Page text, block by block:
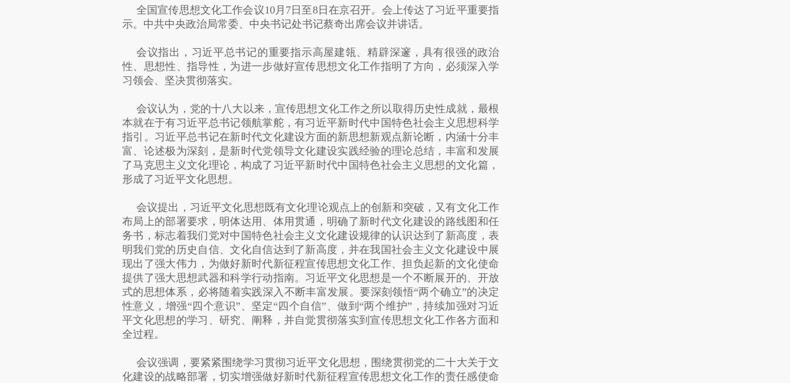
全国宣传思想文化工作会议10月7日至8日在京召开。会上传达了习近平重要指
示。中共中央政治局常委、中央书记处书记蔡奇出席会议并讲话。
会议指出，习近平总书记的重要指示高屋建瓴、精辟深邃，具有很强的政治
性、思想性、指导性，为进一步做好宣传思想文化工作指明了方向，必须深入学
习领会、坚决贯彻落实。
会议认为，党的十八大以来，宣传思想文化工作之所以取得历史性成就，最根
本就在于有习近平总书记领航掌舵，有习近平新时代中国特色社会主义思想科学
指引。习近平总书记在新时代文化建设方面的新思想新观点新论断，内涵十分丰
富、论述极为深刻，是新时代党领导文化建设实践经验的理论总结，丰富和发展
了马克思主义文化理论，构成了习近平新时代中国特色社会主义思想的文化篇，
形成了习近平文化思想。
会议提出，习近平文化思想既有文化理论观点上的创新和突破，又有文化工作
布局上的部署要求，明体达用、体用贯通，明确了新时代文化建设的路线图和任
务书，标志着我们党对中国特色社会主义文化建设规律的认识达到了新高度，表
明我们党的历史自信、文化自信达到了新高度，并在我国社会主义文化建设中展
现出了强大伟力，为做好新时代新征程宣传思想文化工作、担负起新的文化使命
提供了强大思想武器和科学行动指南。习近平文化思想是一个不断展开的、开放
式的思想体系，必将随着实践深入不断丰富发展。要深刻领悟“两个确立”的决定
性意义，增强“四个意识”、坚定“四个自信”、做到“两个维护”，持续加强对习近
平文化思想的学习、研究、阐释，并自觉贯彻落实到宣传思想文化工作各方面和
全过程。
会议强调，要紧紧围绕学习贯彻习近平文化思想，围绕贯彻党的二十大关于文
化建设的战略部署，切实增强做好新时代新征程宣传思想文化工作的责任感使命